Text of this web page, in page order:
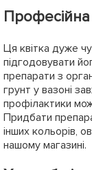
Професійна
Ця квітка дуже
підгодовувати
препарати з
грунт у вазоні
профілактики
Придбати
інших кольорів,
нашому магазині.